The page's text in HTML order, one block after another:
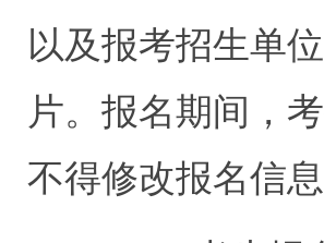
以及报考招生单
片。报名期间，
不得修改报名信息